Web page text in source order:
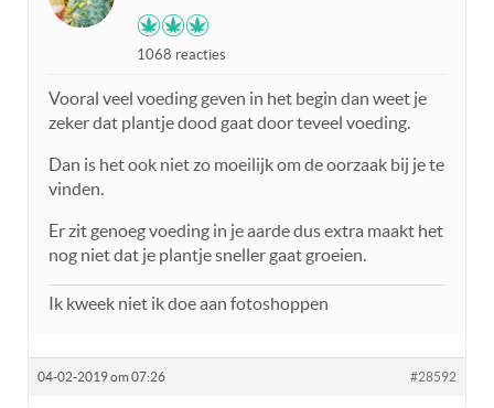
1068 reacties
Vooral veel voeding geven in het begin dan weet je
zeker dat plantje dood gaat door teveel voeding.
Dan is het ook niet zo moeilijk om de oorzaak bij je te
vinden.
Er zit genoeg voeding in je aarde dus extra maakt het
nog niet dat je plantje sneller gaat groeien.
Ik kweek niet ik doe aan fotoshoppen
04-02-2019 om 07:26 #28592